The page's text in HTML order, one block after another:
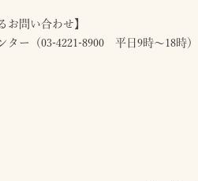
お問い合わせ】
ター（03-4221-8900 平日9時～18時）